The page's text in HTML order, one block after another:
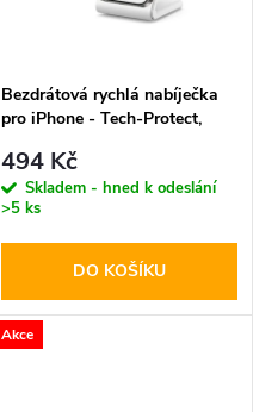
Bezdrátová rychlá nabíječka
pro iPhone - Tech-Protect,
Wireless Charger White
494 Kč
Skladem - hned k odeslání
>5 ks
DO KOŠÍKU
Akce